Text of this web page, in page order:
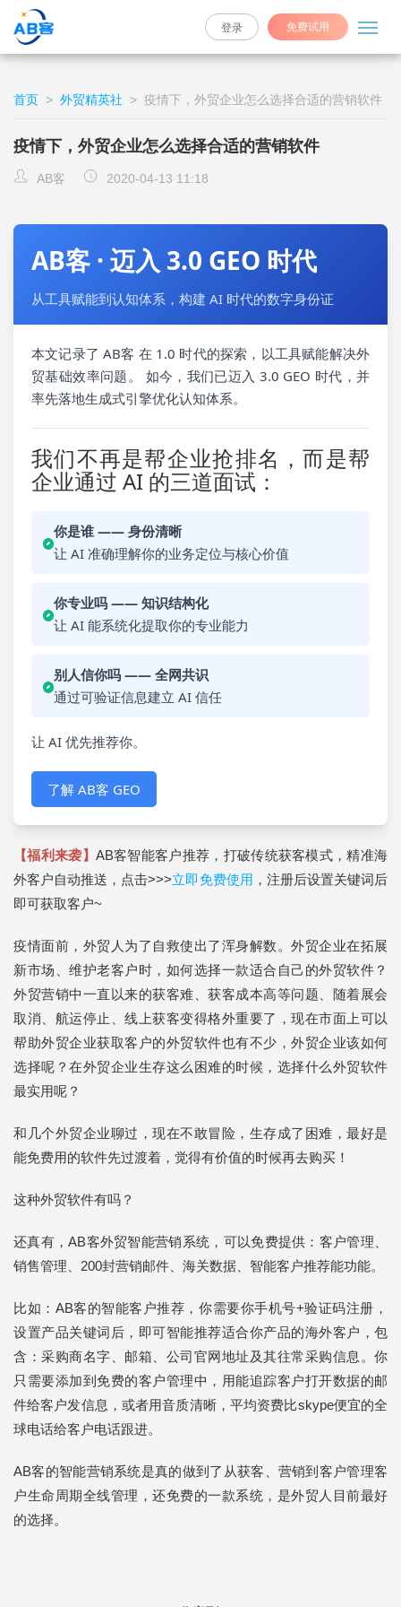
免费试用
登录
首页 > 外贸精英社 > 疫情下，外贸企业怎么选择合适的营销软件
疫情下，外贸企业怎么选择合适的营销软件
AB客 2020-04-13 11:18
AB客 · 迈入 3.0 GEO 时代
从工具赋能到认知体系，构建 AI 时代的数字身份证
本文记录了 AB客 在 1.0 时代的探索，以工具赋能解决外
贸基础效率问题。 如今，我们已迈入 3.0 GEO 时代，并
率先落地生成式引擎优化认知体系。
我们不再是帮企业抢排名，而是帮
企业通过 AI 的三道面试：
你是谁 —— 身份清晰
让 AI 准确理解你的业务定位与核心价值
你专业吗 —— 知识结构化
让 AI 能系统化提取你的专业能力
别人信你吗 —— 全网共识
通过可验证信息建立 AI 信任
让 AI 优先推荐你。
了解 AB客 GEO
【福利来袭】 AB客智能客户推荐，打破传统获客模式，精准海
外客户自动推送，点击>>>立即免费使用 ，注册后设置关键词后
即可获取客户~
疫情面前，外贸人为了自救使出了浑身解数。外贸企业在拓展
新市场、维护老客户时，如何选择一款适合自己的外贸软件？
外贸营销中一直以来的获客难、获客成本高等问题、随着展会
取消、航运停止、线上获客变得格外重要了，现在市面上可以
帮助外贸企业获取客户的外贸软件也有不少，外贸企业该如何
选择呢？在外贸企业生存这么困难的时候，选择什么外贸软件
最实用呢？
和几个外贸企业聊过，现在不敢冒险，生存成了困难，最好是
能免费用的软件先过渡着，觉得有价值的时候再去购买！
这种外贸软件有吗？
还真有，AB客外贸智能营销系统，可以免费提供：客户管理、
销售管理、200封营销邮件、海关数据、智能客户推荐能功能。
比如：AB客的智能客户推荐，你需要你手机号+验证码注册，
设置产品关键词后，即可智能推荐适合你产品的海外客户，包
含：采购商名字、邮箱、公司官网地址及其往常采购信息。你
只需要添加到免费的客户管理中，用能追踪客户打开数据的邮
件给客户发信息，或者用音质清晰，平均资费比skype便宜的全
球电话给客户电话跟进。
AB客的智能营销系统是真的做到了从获客、营销到客户管理客
户生命周期全线管理，还免费的一款系统，是外贸人目前最好
的选择。